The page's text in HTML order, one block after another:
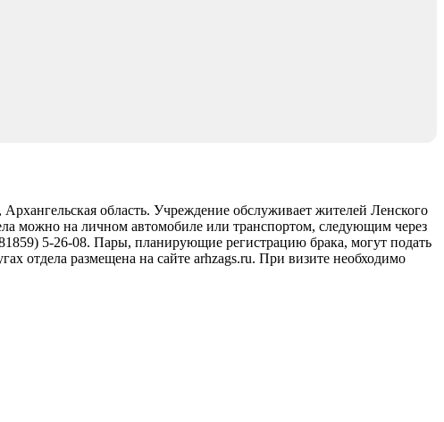
область. Учреждение обслуживает жителей Ленского
можно на личном автомобиле или транспортом, следующим через
5-26-08. Пары, планирующие регистрацию брака, могут подать
отдела размещена на сайте arhzags.ru. При визите необходимо